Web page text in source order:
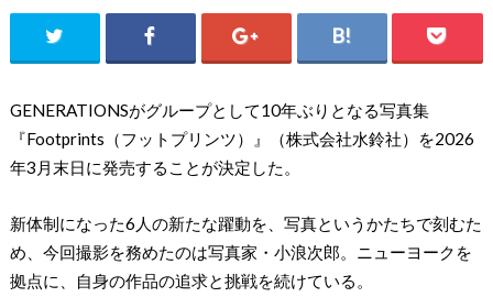
GENERATIONSがグループとして10年ぶりとなる写真集
『Footprints（フットプリンツ）』（株式会社水鈴社）を2026
年3月末日に発売することが決定した。
新体制になった6人の新たな躍動を、写真というかたちで刻むた
め、今回撮影を務めたのは写真家・小浪次郎。ニューヨークを
拠点に、自身の作品の追求と挑戦を続けている。